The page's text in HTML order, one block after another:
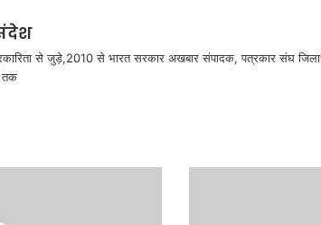
से जुड़े,2010 से भारत सरकार अखबार संपादक, पत्रकार संघ
तक